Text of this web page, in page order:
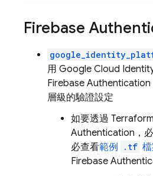
Firebase
用 Google Cloud
Firebase Authentication
層級的驗證設定
如要透過
Authentication ，
必查看範例 .tf
Firebase